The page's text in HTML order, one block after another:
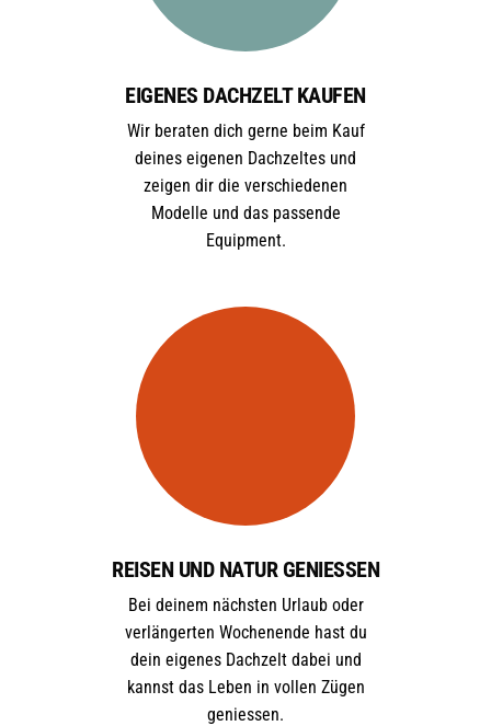
EIGENES DACHZELT KAUFEN
Wir beraten dich gerne beim Kauf
deines eigenen Dachzeltes und
zeigen dir die verschiedenen
Modelle und das passende
Equipment.
REISEN UND NATUR GENIESSEN
Bei deinem nächsten Urlaub oder
verlängerten Wochenende hast du
dein eigenes Dachzelt dabei und
kannst das Leben in vollen Zügen
geniessen.